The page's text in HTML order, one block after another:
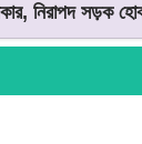
নিরাপদ সড়ক হোক